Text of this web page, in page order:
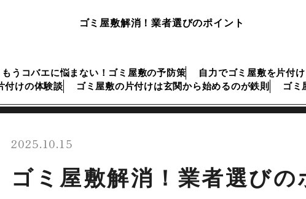
ゴミ屋敷解消！業者選びのポイント
もうコバエに悩まない！ゴミ屋敷の予防策 自力でゴミ屋敷を片付
付けの体験談
ゴミ屋敷の片付けは玄関から始めるのが鉄則 ゴミ
2025.10.15
ゴミ屋敷解消！業者選びの